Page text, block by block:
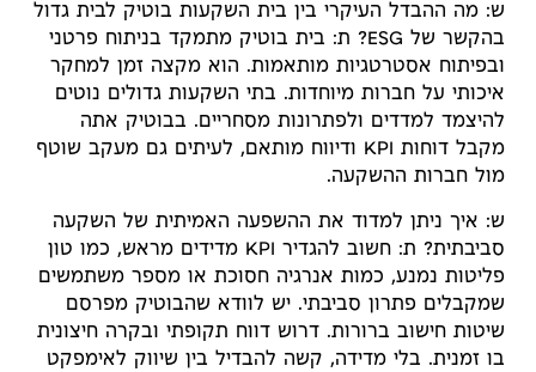
ש: מה ההבדל העיקרי בין בית השקעות בוטיק לבית גדול
בהקשר של ESG? ת: בית בוטיק מתמקד בניתוח פרטני
ובפיתוח אסטרטגיות מותאמות. הוא מקצה זמן למחקר
איכותי על חברות מיוחדות. בתי השקעות גדולים נוטים
להיצמד למדדים ולפתרונות מסחריים. בבוטיק אתה
מקבל דוחות KPI ודיווח מותאם, לעיתים גם מעקב שוטף
מול חברות ההשקעה.
ש: איך ניתן למדוד את ההשפעה האמיתית של השקעה
סביבתית? ת: חשוב להגדיר KPI מדידים מראש, כמו טון
פליטות נמנע, כמות אנרגיה חסוכת או מספר משתמשים
שמקבלים פתרון סביבתי. יש לוודא שהבוטיק מפרסם
שיטות חישוב ברורות. דרוש דווח תקופתי ובקרה חיצונית
בו זמנית. בלי מדידה, קשה להבדיל בין שיווק לאימפקט